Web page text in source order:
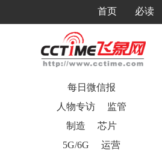
首页 必读
每日微信报
人物专访
监管
制造
芯片
5G/6G
运营